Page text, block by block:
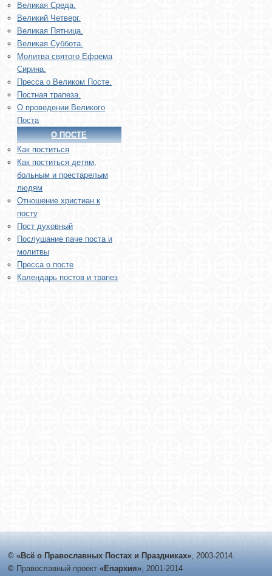
Великая Среда.
Великий Четверг.
Великая Пятница.
Великая Суббота.
Молитва святого Ефрема
Сирина.
Пресса о Великом Посте.
Постная трапеза.
О проведении Великого
Поста
О ПОСТЕ
Как поститься
Как поститься детям,
больным и престарелым
людям
Отношение христиан к
посту
Пост духовный
Послушание паче поста и
молитвы
Пресса о посте
Календарь постов и трапез
© «Всё о Православных Постах и Праздниках», 2003-2014.
© Православный проект «Епархия», 2001-2014